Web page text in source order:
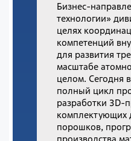
Бизнес-
технологии»
целях
компетенций
для развития
масштабе
целом. Сегодня
полный цикл
разработки 3D-
комплектующих
порошков,